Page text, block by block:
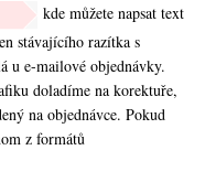
kde můžete napsat text
stávajícího razítka s
u e-mailové objednávky.
doladíme na korektuře,
na objednávce. Pokud
z formátů